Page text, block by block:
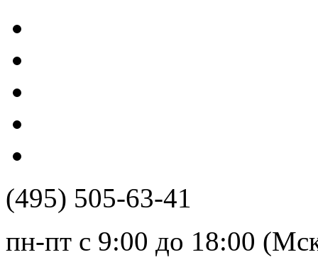
(495) 505-63-41
пн-пт с 9:00 до 18:00